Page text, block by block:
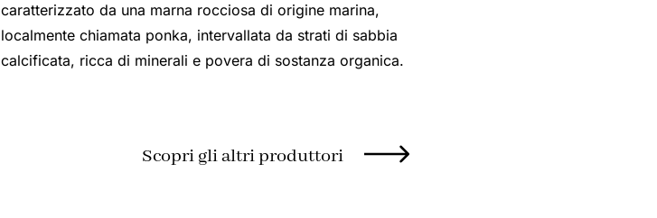
caratterizzato da una marna rocciosa di origine marina,
localmente chiamata ponka, intervallata da strati di sabbia
calcificata, ricca di minerali e povera di sostanza organica.
Scopri gli altri produttori